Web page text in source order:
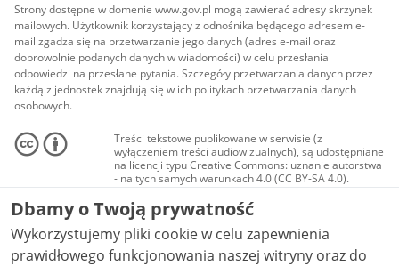
Strony dostępne w domenie www.gov.pl mogą zawierać adresy skrzynek
mailowych. Użytkownik korzystający z odnośnika będącego adresem e-
mail zgadza się na przetwarzanie jego danych (adres e-mail oraz
dobrowolnie podanych danych w wiadomości) w celu przesłania
odpowiedzi na przesłane pytania. Szczegóły przetwarzania danych przez
każdą z jednostek znajdują się w ich politykach przetwarzania danych
osobowych.
Treści tekstowe publikowane w serwisie (z
wyłączeniem treści audiowizualnych), są udostępniane
na licencji typu Creative Commons: uznanie autorstwa
- na tych samych warunkach 4.0 (CC BY-SA 4.0).
Materiały audiowizualne, w tym zdjęcia, materiały
audio i wideo, są udostępniane na licencji typu
Creative Commons: uznanie autorstwa użycie
niekomercyjne - bez utworów zależnych 4.0 (CC BY-
NC-ND 4.0), o ile nie jest to stwierdzone inaczej.
Dbamy o Twoją prywatność
Wykorzystujemy pliki cookie w celu zapewnienia
prawidłowego funkcjonowania naszej witryny oraz do